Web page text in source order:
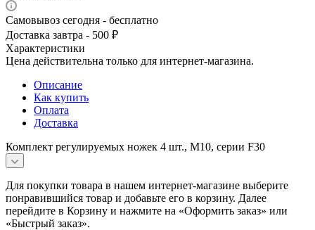
Самовывоз сегодня - бесплатно
Доставка завтра - 500 ₽
Характеристики
Цена действительна только для интернет-магазина.
Описание
Как купить
Оплата
Доставка
Комплект регулируемых ножек 4 шт., M10, серии F30
Для покупки товара в нашем интернет-магазине выберите
понравившийся товар и добавьте его в корзину. Далее
перейдите в Корзину и нажмите на «Оформить заказ» или
«Быстрый заказ».